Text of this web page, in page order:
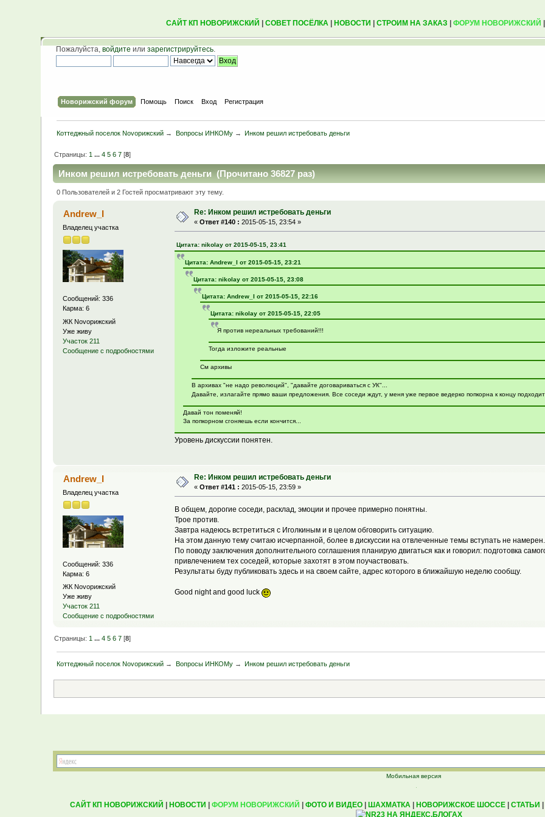
САЙТ КП НОВОРИЖСКИЙ СОВЕТ ПОСЁЛКА| НОВОСТИ СТРОИМ НА ЗАКАЗ ФОРУМ НОВОРИЖСКИЙ
Пожалуйста,войдите илизарегистрируйтесь.
Новорижский форум Помощь Поиск Вход Регистрация
Коттеджный поселок Novoрижский → Вопросы ИНКОМу→ Инком решил истребовать деньги
Страницы:1 ...4 5 6 7 [8]
Инком решил истребовать деньги (Прочитано 36827 раз)
0 Пользователей и 2 Гостей просматривают эту тему.
Andrew_I
Владелец участка
Сообщений: 336
Карма: 6
ЖК Novoрижский
Уже живу
Участок 211
Сообщение с подробностями
Re: Инком решил истребовать деньги
«Ответ #140 : 2015-05-15, 23:54 »
Цитата: nikolay от 2015-05-15, 23:41
Цитата: Andrew_I от 2015-05-15, 23:21
Цитата: nikolay от 2015-05-15, 23:08
Цитата: Andrew_I от 2015-05-15, 22:16
Цитата: nikolay от 2015-05-15, 22:05
Я против нереальных требований!!!
Тогда изложите реальные
См архивы
В архивах "не надо революций", "давайте договариваться с УК"...
Давайте, излагайте прямо ваши предложения. Все соседи ждут, у меня уже первое ведерко попкорна к концу подходит
Давай тон поменяй!
За попкорном сгоняешь если кончится...
Уровень дискуссии понятен.
Andrew_I
Владелец участка
Сообщений: 336
Карма: 6
ЖК Novoрижский
Уже живу
Участок 211
Сообщение с подробностями
Re: Инком решил истребовать деньги
«Ответ #141 : 2015-05-15, 23:59 »
В общем, дорогие соседи, расклад, эмоции и прочее примерно понятны.
Трое против.
Завтра надеюсь встретиться с Иголкиным и в целом обговорить ситуацию.
На этом данную тему считаю исчерпанной, более в дискуссии на отвлеченные темы вступать не намерен.
По поводу заключения дополнительного соглашения планирую двигаться как и говорил: подготовка
привлечением тех соседей, которые захотят в этом поучаствовать.
Результаты буду публиковать здесь и на своем сайте, адрес которого в ближайшую неделю сообщу.
Good night and good luck
Страницы: 1 ...4 5 6 7 [8]
Коттеджный поселок Novoрижский → Вопросы ИНКОМу→ Инком решил истребовать деньги
Мобильная версия
САЙТ КП НОВОРИЖСКИЙ НОВОСТИ ФОРУМ НОВОРИЖСКИЙ ФОТО И ВИДЕО ШАХМАТКА НОВОРИЖСКОЕ ШОССЕ СТАТЬИ